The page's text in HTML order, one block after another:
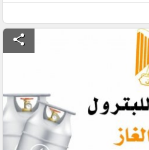
share